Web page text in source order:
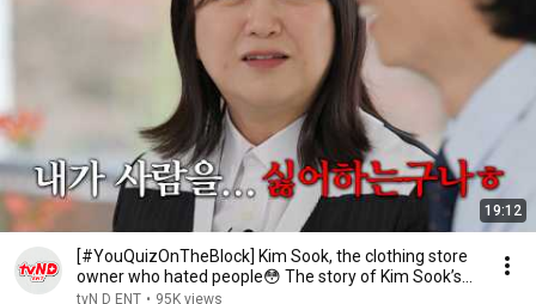
19:12
[#YouQuizOnTheBlock] Kim Sook, the clothing store
owner who hated people😳 The story of Kim Sook’s...
tvN D ENT • 95K views